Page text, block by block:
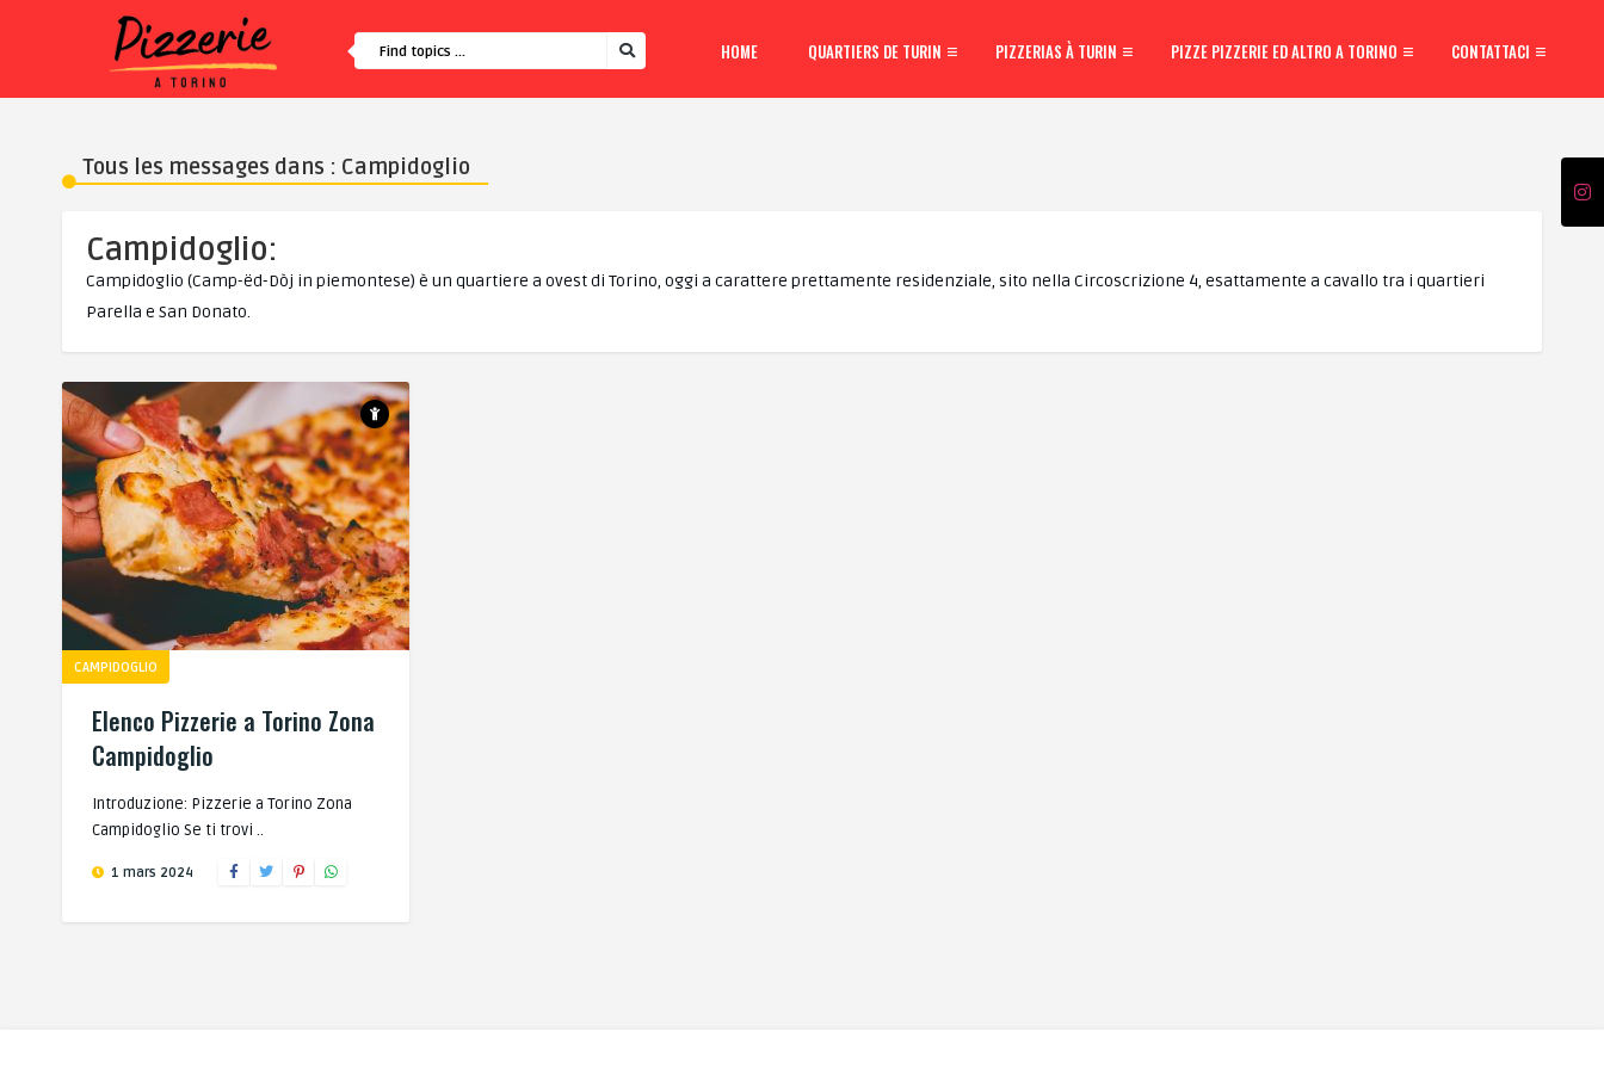
HOME QUARTIERS DE TURIN PIZZERIAS À TURIN PIZZE PIZZERIE ED ALTRO A TORINO CONTATTACI
Tous les messages dans : Campidoglio
Campidoglio:
Campidoglio (Camp-ëd-Dòj in piemontese) è un quartiere a ovest di Torino, oggi a carattere prettamente residenziale, sito nella Circoscrizione 4, esattamente a cavallo tra i quartieri
Parella e San Donato.
CAMPIDOGLIO
Elenco Pizzerie a Torino Zona
Campidoglio
Introduzione: Pizzerie a Torino Zona
Campidoglio Se ti trovi ..
1 mars 2024